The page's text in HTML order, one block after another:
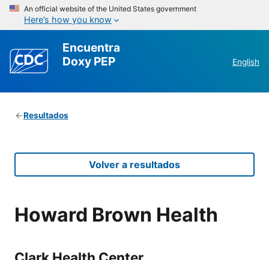
An official website of the United States government
Here’s how you know
Encuentra
Doxy PEP
English
Resultados
Volver a resultados
Howard Brown Health